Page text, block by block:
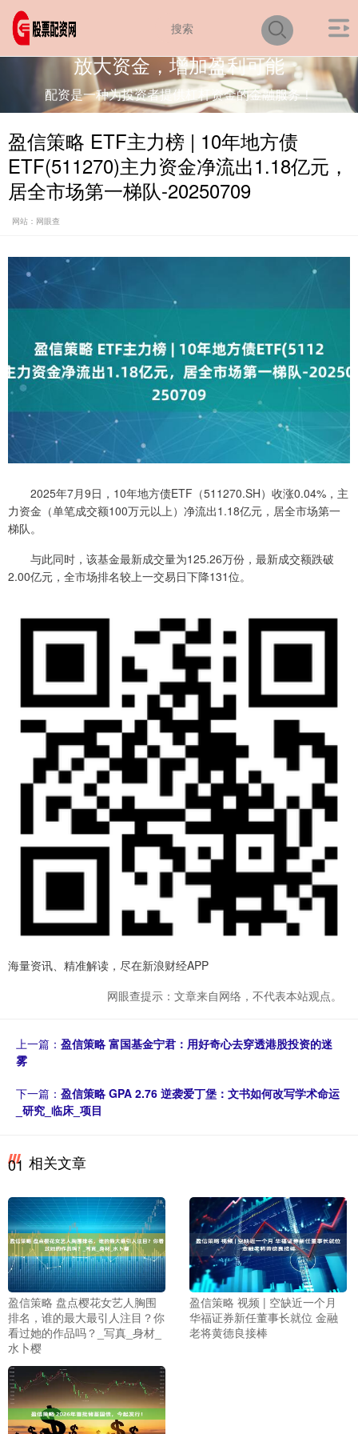
放大资金，增加盈利可能
配资是一种为投资者提供杠杆资金的金融服务！
盈信策略 ETF主力榜 | 10年地方债
ETF(511270)主力资金净流出1.18亿元，
居全市场第一梯队-20250709
网站：网眼查
2025年7月9日，10年地方债ETF（511270.SH）收涨0.04%，主
力资金（单笔成交额100万元以上）净流出1.18亿元，居全市场第一
梯队。
与此同时，该基金最新成交量为125.26万份，最新成交额跌破
2.00亿元，全市场排名较上一交易日下降131位。
海量资讯、精准解读，尽在新浪财经APP
网眼查提示：文章来自网络，不代表本站观点。
上一篇： 盈信策略 富国基金宁君：用好奇心去穿透港股投资的迷
雾
下一篇： 盈信策略 GPA 2.76 逆袭爱丁堡：文书如何改写学术命运
_研究_临床_项目
01 相关文章
盈信策略 盘点樱花女艺人胸围
排名，谁的最大最引人注目？你
看过她的作品吗？_写真_身材_
水卜樱
盈信策略 视频 | 空缺近一个月
华福证券新任董事长就位 金融
老将黄德良接棒